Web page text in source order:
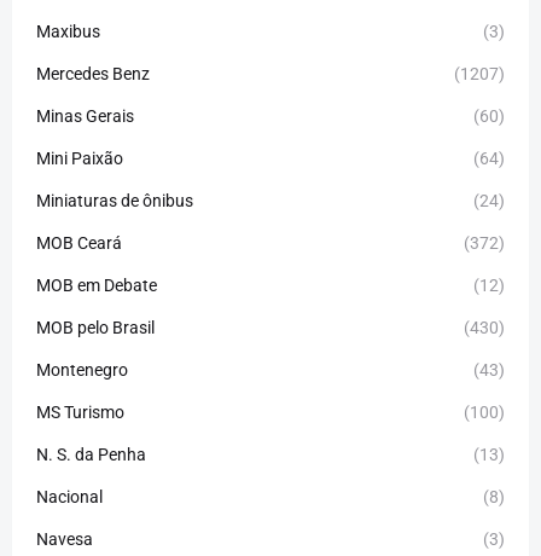
Maxibus (3)
Mercedes Benz (1207)
Minas Gerais (60)
Mini Paixão (64)
Miniaturas de ônibus (24)
MOB Ceará (372)
MOB em Debate (12)
MOB pelo Brasil (430)
Montenegro (43)
MS Turismo (100)
N. S. da Penha (13)
Nacional (8)
Navesa (3)